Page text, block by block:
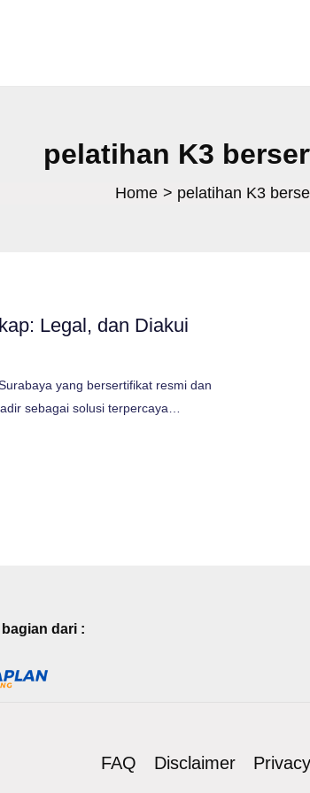
pelatihan K3
Home pelatihan K3
Legal, dan Diakui
yang bersertifikat resmi dan
sebagai solusi terpercaya…
dari :
FAQ Disclaimer